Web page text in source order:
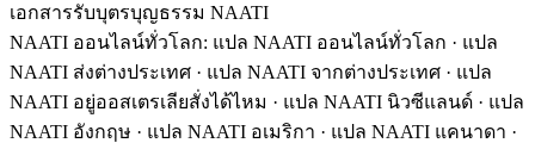
เอกสารรับบุตรบุญธรรม NAATI
NAATI ออนไลน์ทั่วโลก: แปล NAATI ออนไลน์ทั่วโลก · แปล
NAATI ส่งต่างประเทศ · แปล NAATI จากต่างประเทศ · แปล
NAATI อยู่ออสเตรเลียสั่งได้ไหม · แปล NAATI นิวซีแลนด์ · แปล
NAATI อังกฤษ · แปล NAATI อเมริกา · แปล NAATI แคนาดา ·